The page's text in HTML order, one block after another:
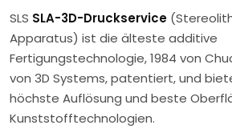
SLS SLA-3D-Druckservice
Apparatus) ist die älteste additive
Fertigungstechnologie, 1984 von
von 3D Systems, patentiert, und
höchste Auflösung und beste
Kunststofftechnologien.